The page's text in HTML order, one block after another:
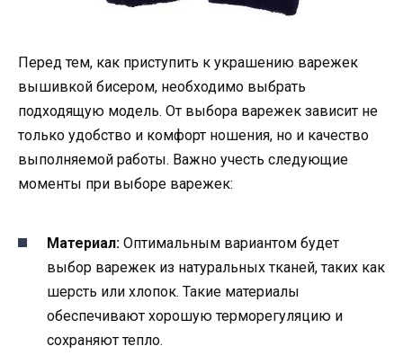
Перед тем, как приступить к украшению варежек
вышивкой бисером, необходимо выбрать
подходящую модель. От выбора варежек зависит не
только удобство и комфорт ношения, но и качество
выполняемой работы. Важно учесть следующие
моменты при выборе варежек:
Материал: Оптимальным вариантом будет
выбор варежек из натуральных тканей, таких как
шерсть или хлопок. Такие материалы
обеспечивают хорошую терморегуляцию и
сохраняют тепло.